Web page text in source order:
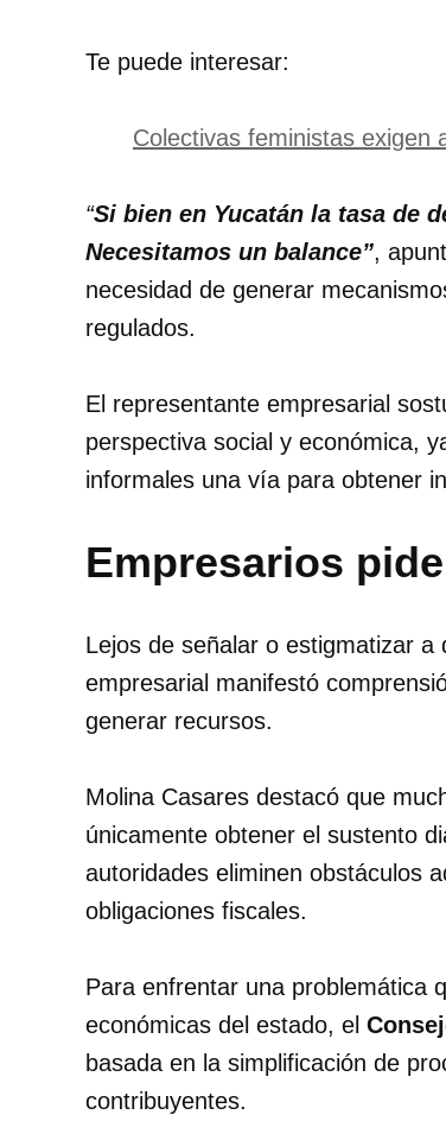
Te puede interesar:
Colectivas feministas exigen
“Si bien en Yucatán la tasa de
Necesitamos un balance”,
necesidad de generar
regulados.
El representante empresarial
perspectiva social y económica,
informales una vía para obtener
Empresarios
Lejos de señalar o estigmatizar
empresarial manifestó
generar recursos.
Molina Casares destacó que
únicamente obtener el sustento
autoridades eliminen obstáculos
obligaciones fiscales.
Para enfrentar una problemática
económicas del estado, el
basada en la simplificación de
contribuyentes.